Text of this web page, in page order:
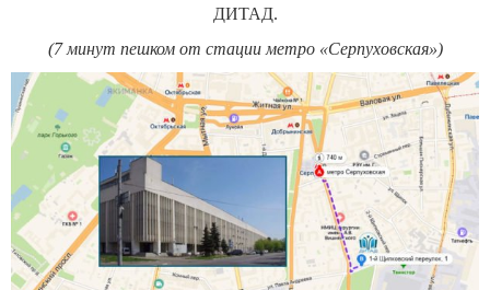
ДИТАД.
(7 минут пешком от стации метро «Серпуховская»)